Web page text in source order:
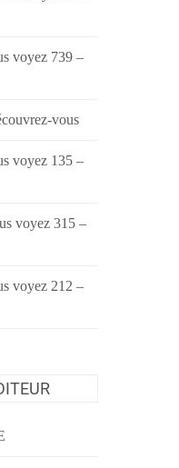
voyez 739 –
vous
voyez 135 –
voyez 315 –
voyez 212 –